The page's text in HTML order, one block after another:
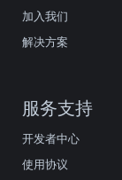
加入我们
解决方案
服务支持
开发者中心
使用协议